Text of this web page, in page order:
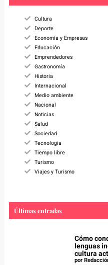
Cultura
Deporte
Economía y Empresas
Educación
Emprendedores
Gastronomía
Historia
Internacional
Medio ambiente
Nacional
Noticias
Salud
Sociedad
Tecnología
Tiempo libre
Turismo
Viajes y Turismo
Últimas entradas
Cómo
lenguas
cultura
por